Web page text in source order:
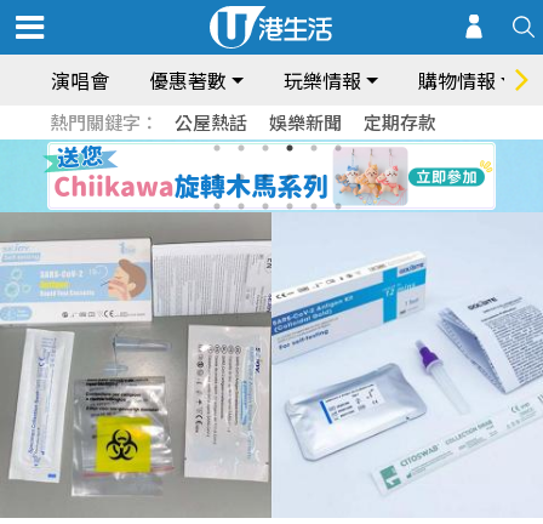
演唱會 優惠著數 玩樂情報 購物情報
熱門關鍵字： 公屋熱話 娛樂新聞 定期存款